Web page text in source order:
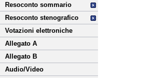
Resoconto sommario
Resoconto stenografico
Votazioni elettroniche
Allegato A
Allegato B
Audio/Video